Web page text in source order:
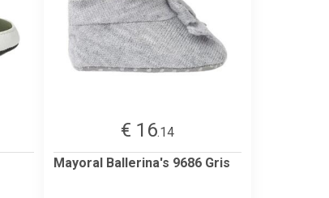
€ 16.14
Mayoral Ballerina's 9686 Gris